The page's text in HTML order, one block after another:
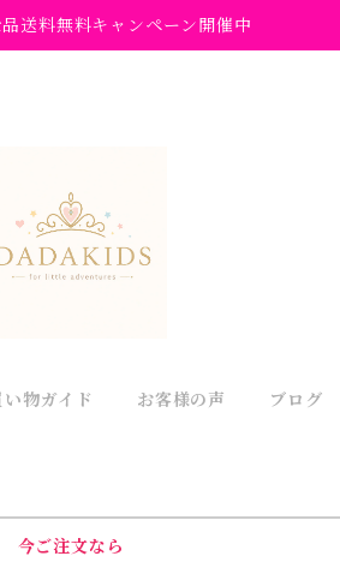
送料無料キャンペーン開催中
い物ガイド お客様の声 ブログ
今ご注文なら